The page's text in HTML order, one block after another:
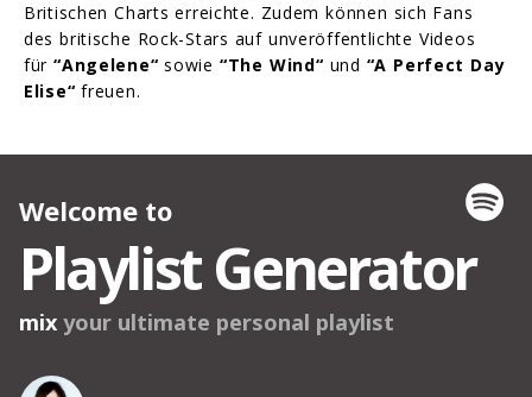
Britischen Charts erreichte. Zudem können sich Fans
des britische Rock-Stars auf unveröffentlichte Videos
für“Angelene“ sowie “The Wind“ und “A Perfect Day
Elise“ freuen.